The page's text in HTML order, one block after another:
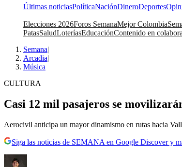
Últimas noticiasPolíticaNaciónDineroDeportes
Elecciones 2026Foros SemanaMejor Colombia
PatasSaludLoteríasEducaciónContenido en
Semana|
Arcadia|
Música
CULTURA
Casi 12 mil pasajeros se
Aerocivil anticipa un mayor dinamismo en rutas hacia
Siga las noticias de SEMANA en Google Discover y